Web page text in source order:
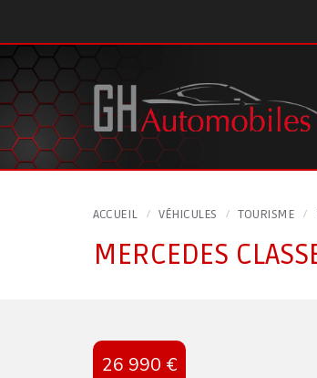
ACCUEIL VÉHICULES TOURISME
MERCEDES
26 990 €